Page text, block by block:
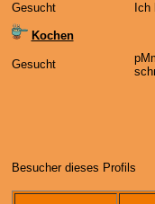
Gesucht
Kochen
Gesucht
Besucher dieses Profils